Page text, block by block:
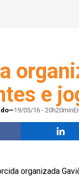
e
19/05/16 - 20h20min
organizada